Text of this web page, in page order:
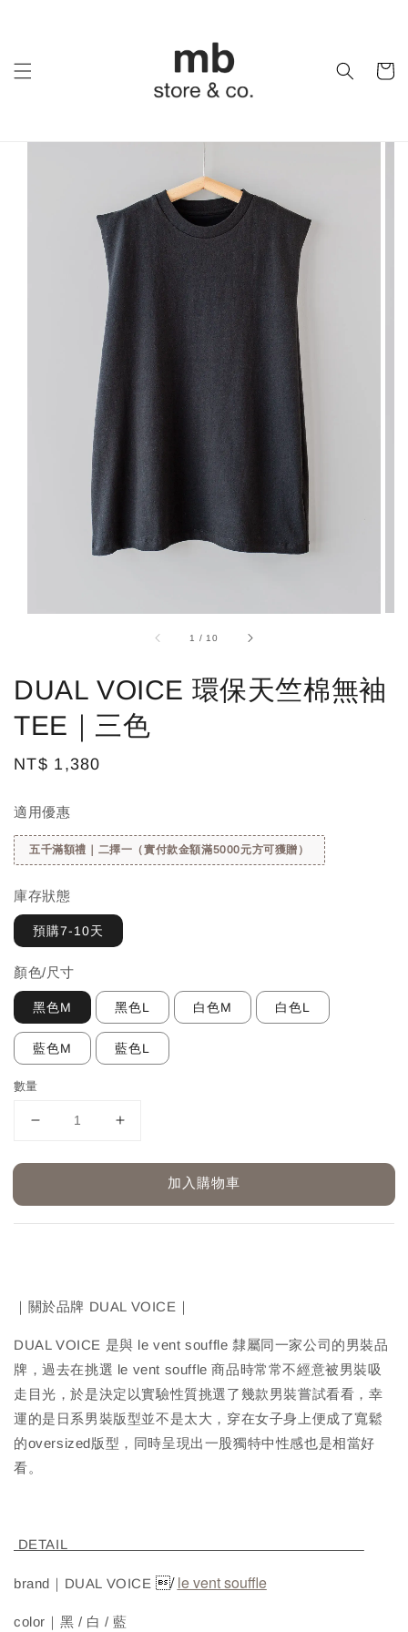
1 /10
DUAL VOICE 環保天竺棉無袖
TEE｜三色
Regular
NT$ 1,380
適用優惠
五千滿額禮｜二擇一（實付款金額滿5000元方可獲贈）
庫存狀態
預購7-10天
顏色/尺寸
黑色M 黑色L 白色M 白色L
藍色M 藍色L
數量
加入購物車
｜關於品牌 DUAL VOICE｜
DUAL VOICE 是與 le vent souffle 隸屬同一家公司的男裝品
牌，過去在挑選 le vent souffle 商品時常常不經意被男裝吸
走目光，於是決定以實驗性質挑選了幾款男裝嘗試看看，幸
運的是日系男裝版型並不是太大，穿在女子身上便成了寬鬆
的oversized版型，同時呈現出一股獨特中性感也是相當好
看。
DETAIL
brand｜DUAL VOICE / le vent souffle
color｜黑 / 白 / 藍